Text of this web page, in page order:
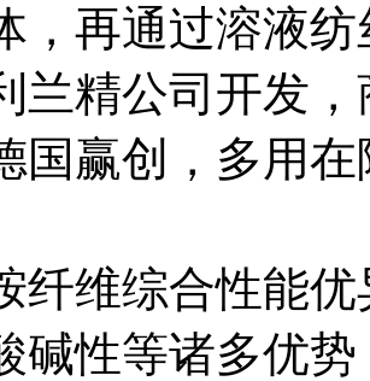
，再通过溶液
兰精公司开发
国赢创，多用
纤维综合性能
碱性等诸多优